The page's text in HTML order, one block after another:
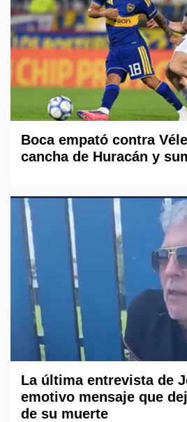
Boca empató contra
cancha de Huracán y
La última entrevista de
emotivo mensaje que
de su muerte